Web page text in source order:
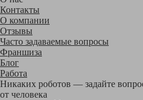
Контакты
О компании
Отзывы
Часто задаваемые вопросы
Франшиза
Блог
Работа
Никаких роботов — задайте
от человека